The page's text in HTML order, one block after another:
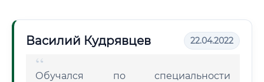
Василий Кудрявцев 22.04.2022
Обучался по специальности